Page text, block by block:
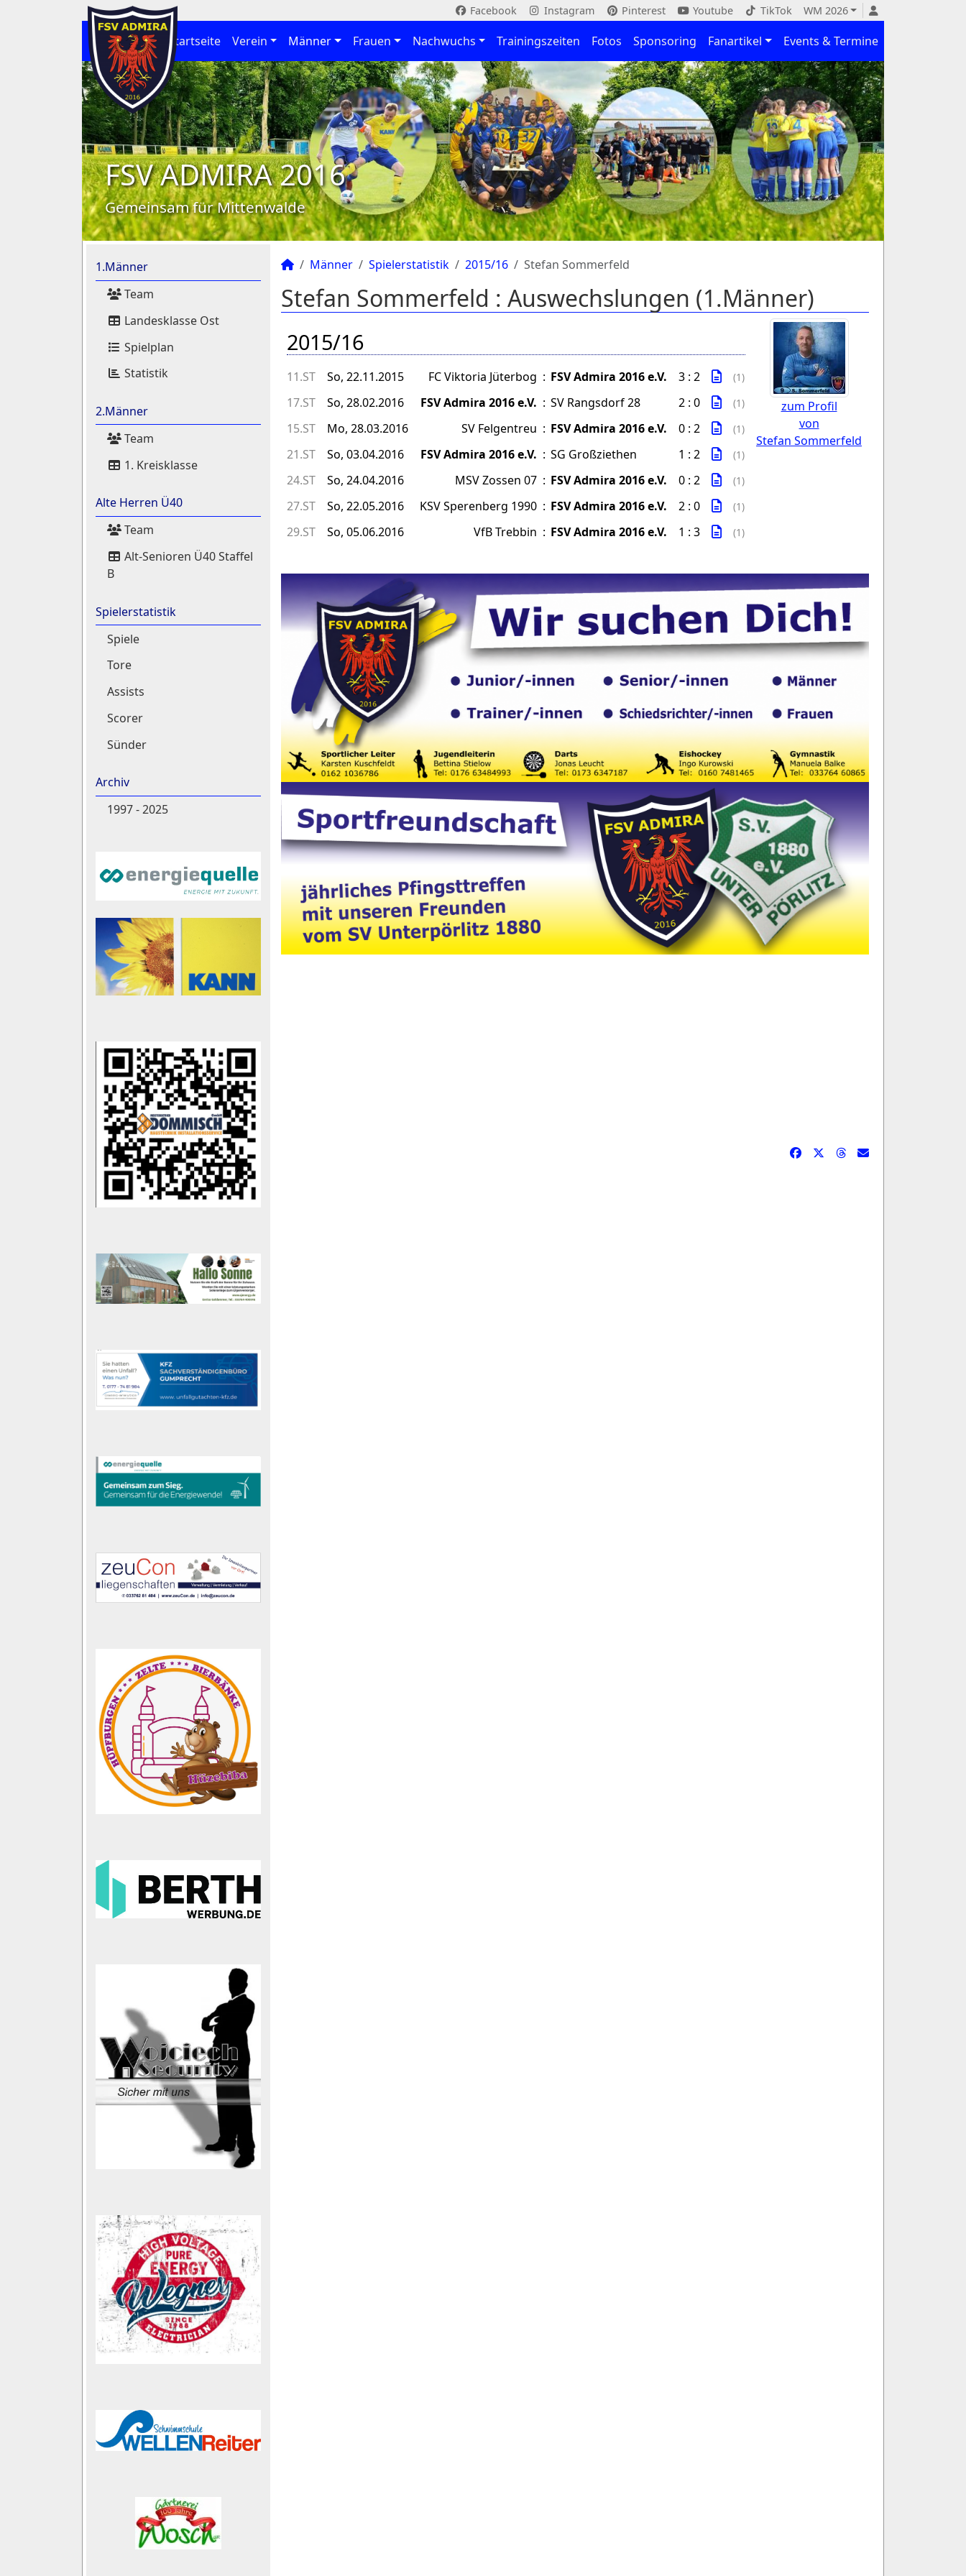
Facebook Instagram Pinterest Youtube TikTok WM 2026
Startseite Verein Männer Frauen Nachwuchs Trainingszeiten Fotos Sponsoring Fanartikel Events & Termine
FSV ADMIRA 2016
Gemeinsam für Mittenwalde
1.Männer
Team
Landesklasse Ost
Spielplan
Statistik
2.Männer
Team
1. Kreisklasse
Alte Herren Ü40
Team
Alt-Senioren Ü40 Staffel
B
Spielerstatistik
Spiele
Tore
Assists
Scorer
Sünder
Archiv
1997 - 2025
Männer Spielerstatistik 2015/16 Stefan Sommerfeld
Stefan Sommerfeld : Auswechslungen (1.Männer)
zum Profil
von
Stefan Sommerfeld
2015/16
11.ST So, 22.11.2015 FC Viktoria Jüterbog : FSV Admira 2016 e.V. 3 : 2 (1)
17.ST So, 28.02.2016 FSV Admira 2016 e.V. : SV Rangsdorf 28 2 : 0 (1)
15.ST Mo, 28.03.2016 SV Felgentreu : FSV Admira 2016 e.V. 0 : 2 (1)
21.ST So, 03.04.2016 FSV Admira 2016 e.V. : SG Großziethen 1 : 2 (1)
24.ST So, 24.04.2016 MSV Zossen 07 : FSV Admira 2016 e.V. 0 : 2 (1)
27.ST So, 22.05.2016 KSV Sperenberg 1990 : FSV Admira 2016 e.V. 2 : 0 (1)
29.ST So, 05.06.2016 VfB Trebbin : FSV Admira 2016 e.V. 1 : 3 (1)